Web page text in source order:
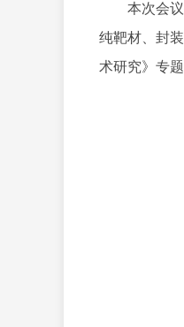
本次会议报
纯靶材、封
术研究》专